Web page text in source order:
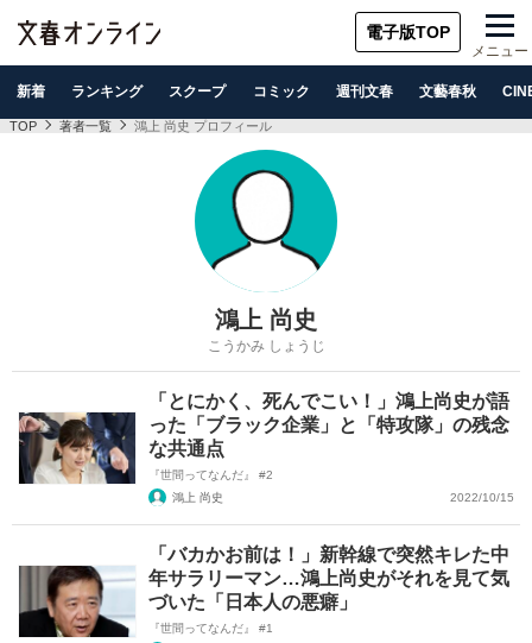
電子版TOP
メニュー
新着 ランキング スクープ コミック 週刊文春 文藝春秋
TOP 著者一覧 鴻上 尚史 プロフィール
鴻上 尚史
こうかみ しょうじ
「とにかく、死んでこい！」鴻上尚史が語
った「ブラック企業」と「特攻隊」の残念
な共通点
『世間ってなんだ』 #2
鴻上 尚史
2022/10/15
「バカかお前は！」新幹線で突然キレた中
年サラリーマン…鴻上尚史がそれを見て気
づいた「日本人の悪癖」
『世間ってなんだ』 #1